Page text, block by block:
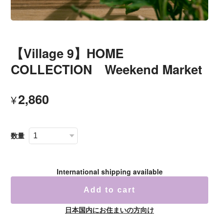
【Village 9】HOME
COLLECTION Weekend Market
¥2,860
数量
International shipping available
Add to cart
日本国内にお住まいの方向け